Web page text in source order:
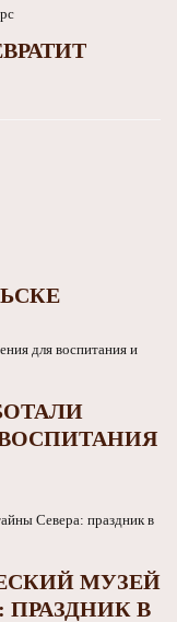
МУЗЕЙ
ПРАЗДНИК В